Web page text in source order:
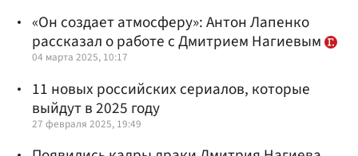
«Он создает атмосферу»: Антон Лапенко
рассказал о работе с Дмитрием Нагиевым
04 марта 2025, 10:17
11 новых российских сериалов, которые
выйдут в 2025 году
27 февраля 2025, 19:49